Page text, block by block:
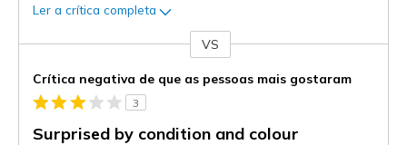
Ler a crítica completa
VS
Crítica negativa de que as pessoas mais gostaram
3
Surprised by condition and colour